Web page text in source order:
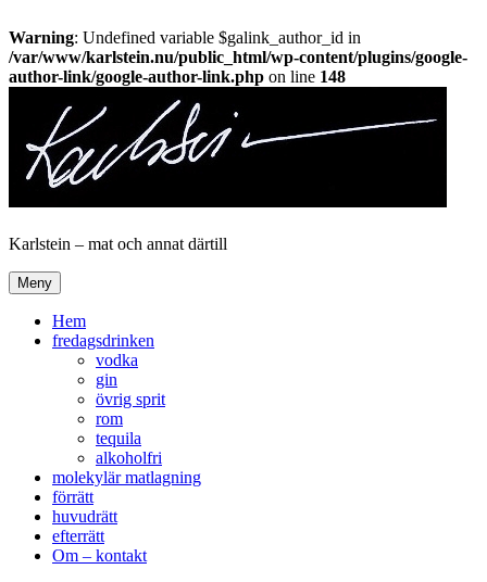
Warning: Undefined variable $galink_author_id in
/var/www/karlstein.nu/public_html/wp-content/plugins/google-
author-link/google-author-link.php on line 148
innehåll
Karlstein – mat och annat därtill
Meny
Hem
fredagsdrinken
vodka
gin
övrig sprit
rom
tequila
alkoholfri
molekylär matlagning
förrätt
huvudrätt
efterrätt
Om – kontakt